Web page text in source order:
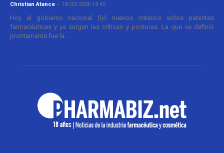
Christian Atance - 18/03/2026 15:45
Hoy el gobierno nacional fijó nuevos criterios sobre patentes
farmacéuticas y ya surgen las críticas y posturas. La que se definió
prontamente fue la...